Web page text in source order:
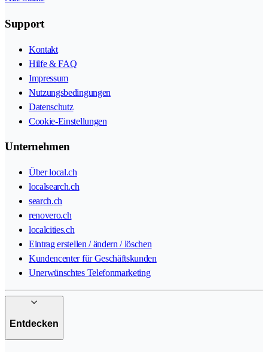
Support
Kontakt
Hilfe & FAQ
Impressum
Nutzungsbedingungen
Datenschutz
Cookie-Einstellungen
Unternehmen
Über local.ch
localsearch.ch
search.ch
renovero.ch
localcities.ch
Eintrag erstellen / ändern / löschen
Kundencenter für Geschäftskunden
Unerwünschtes Telefonmarketing
Entdecken